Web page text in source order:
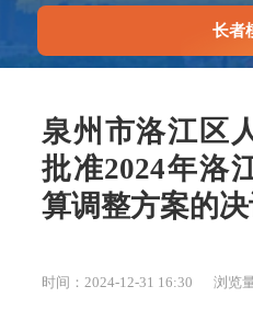
长者
泉州市洛江区
批准2024年洛
算调整方案的
时间：2024-12-31 16:30 浏览